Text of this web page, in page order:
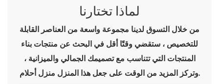
لماذا تختارنا
من خلال التسوق لدينا مجموعة واسعة من العناصر القابلة
للتخصيص ، ستقضي وقتًا أقل في البحث عن منتجات بناء
المنتجات التي تتناسب مع تصميمك الجمالي والميزانية ،
وتركز المزيد من الوقت على جعل هذا المنزل منزل أحلام.